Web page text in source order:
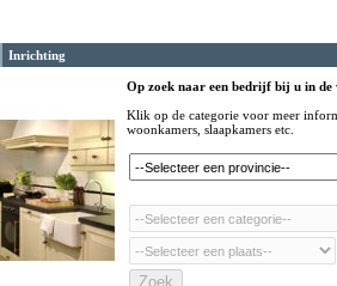
Inrichting
Op zoek naar een bedrijf bij u in
Klik op de categorie voor meer
woonkamers, slaapkamers etc.